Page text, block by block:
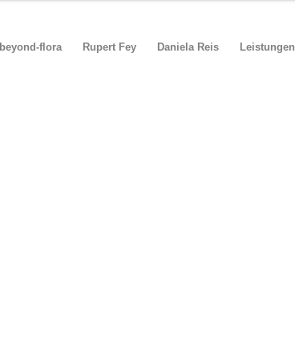
beyond-flora Rupert Fey Daniela Reis Leistungen